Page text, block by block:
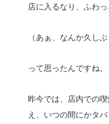
店に入るなり、ふわ
（あぁ、なんか久し
って思ったんですね。
昨今では、店内での
え、いつの間にかタ